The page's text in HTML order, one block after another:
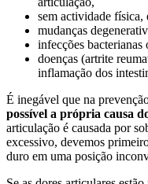
sem actividade física,
mudanças
infecções bacterianas
doenças (artrite
inflamação dos
É inegável que na
possível a própria causa
articulação é causada por
excessivo, devemos
duro em uma posição